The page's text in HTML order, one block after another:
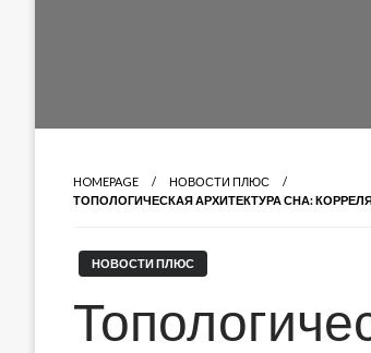
HOMEPAGE
НОВОСТИ ПЛЮС
ТОПОЛОГИЧЕСКАЯ АРХИТЕКТУРА СНА:
НОВОСТИ ПЛЮС